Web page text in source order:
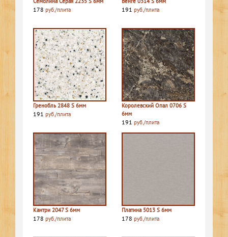
178 руб./плита 191 руб./плита
Гренобль 2848 S 6мм
191 руб./плита
Королевский Опал 0706 S
6мм
191 руб./плита
Кантри 2047 S 6мм
178 руб./плита
Платина 5013 S 6мм
178 руб./плита